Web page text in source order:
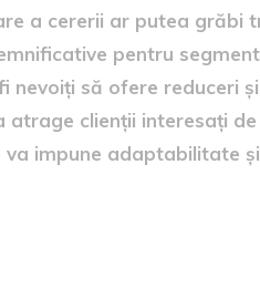
a cererii ar putea grăbi
pentru
nevoiți să ofere reduceri
clienții interesați
va impune adaptabilitate